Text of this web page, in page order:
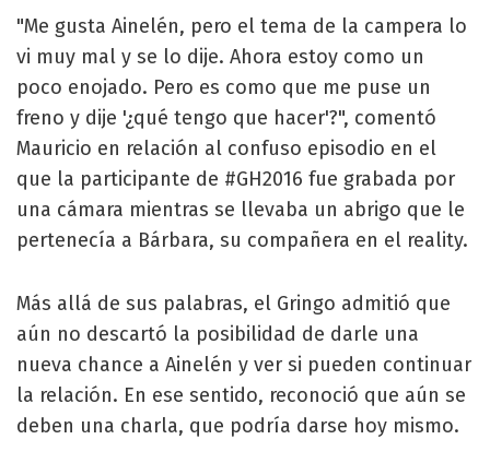
"Me gusta Ainelén, pero el tema de la campera lo
vi muy mal y se lo dije. Ahora estoy como un
poco enojado. Pero es como que me puse un
freno y dije '¿qué tengo que hacer'?", comentó
Mauricio en relación al confuso episodio en el
que la participante de #GH2016 fue grabada por
una cámara mientras se llevaba un abrigo que le
pertenecía a Bárbara, su compañera en el reality.
Más allá de sus palabras, el Gringo admitió que
aún no descartó la posibilidad de darle una
nueva chance a Ainelén y ver si pueden continuar
la relación. En ese sentido, reconoció que aún se
deben una charla, que podría darse hoy mismo.